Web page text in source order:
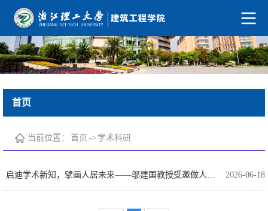
首页
当前位置： 首页 -> 学术科研
2026-06-18
启迪学术新知，擘画人居未来——邬建国教授受邀做人居环境科学讲坛首讲报告